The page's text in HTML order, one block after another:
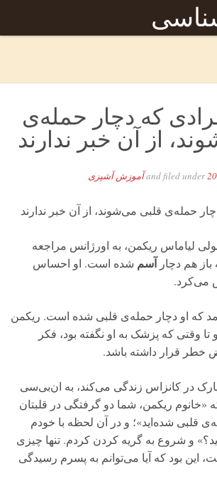
Skip
که دچار حمله‌ی
از آن خبر ندارند
and filed underآموزش آشپزی
حمله‌ی قلبی می‌شوند، از آن خبر ندارند
جولی لیاماس ریکمن، به اورژانس مراجعه
هم دچار آسم شده است. او احساس
می‌کرد.
که او دچار حمله‌ی قلبی شده است. ریکمن
و تا وقتی که پزشک به او نگفته بود، فکر
خطر قرار داشته باشد.
در کانزاس زندگی می‌کند، به ان‌بی‌سی
ریکمن، شما دو گرفتگی در قلبتان
قلبی شده‌اید»؛ و در آن لحظه با خودم
و شروع به گریه کردن کردم. تنها چیزی
بود که آیا می‌توانم به پسرم رسیدگی